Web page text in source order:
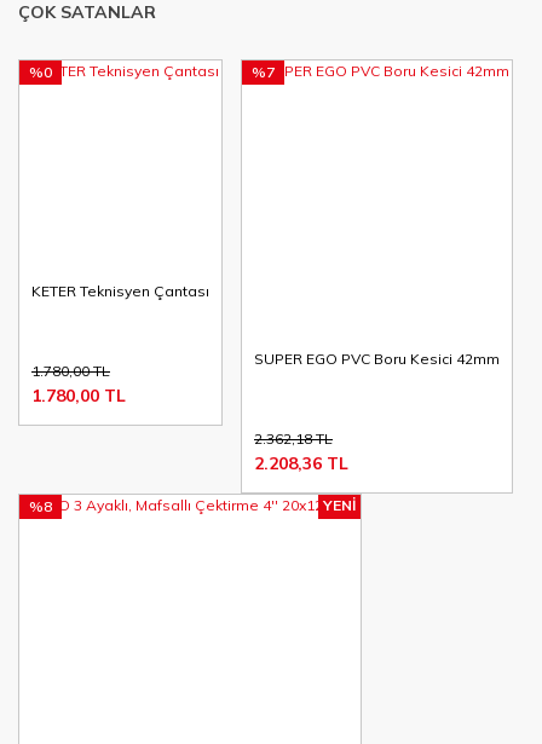
ÇOK SATANLAR
KETER Teknisyen Çantası
%0
1.780,00 TL
1.780,00 TL
SUPER EGO PVC Boru Kesici 42mm
%7
2.362,18 TL
2.208,36 TL
YENİ
%8